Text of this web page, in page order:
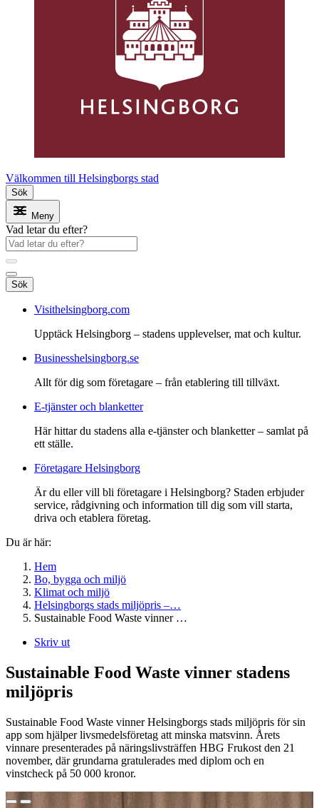
Välkommen till Helsingborgs stad
Sök
Meny
Vad letar du efter?
Sök
Visithelsingborg.com
Upptäck Helsingborg – stadens upplevelser, mat och kultur.
Businesshelsingborg.se
Allt för dig som företagare – från etablering till tillväxt.
E-tjänster och blanketter
Här hittar du stadens alla e-tjänster och blanketter – samlat på
ett ställe.
Företagare Helsingborg
Är du eller vill bli företagare i Helsingborg? Staden erbjuder
service, rådgivning och information till dig som vill starta,
driva och etablera företag.
Du är här:
Hem
Bo, bygga och miljö
Klimat och miljö
Helsingborgs stads miljöpris –…
Sustainable Food Waste vinner …
Skriv ut
Sustainable Food Waste vinner stadens
miljöpris
Sustainable Food Waste vinner Helsingborgs stads miljöpris för sin
app som hjälper livsmedelsföretag att minska matsvinn. Årets
vinnare presenterades på näringslivsträffen HBG Frukost den 21
november, där grundarna gratulerades med diplom och en
vinstcheck på 50 000 kronor.